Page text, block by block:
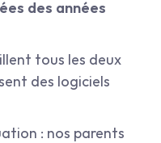
des années
tous les deux
des logiciels
: nos parents